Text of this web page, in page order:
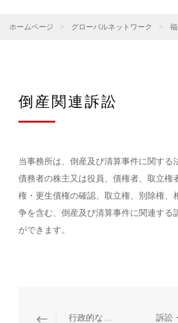
ホームページ > グローバルネットワーク > 福
倒産関連訴訟
当事務所は、倒産及び清算事件に関する
債務者の株主又は役員、債権者、取立権
権・更生債権の確認、取立権、別除権、
争を含む、倒産及び清算事件に関連する
ができます。
行政的な整理に係る法律顧問